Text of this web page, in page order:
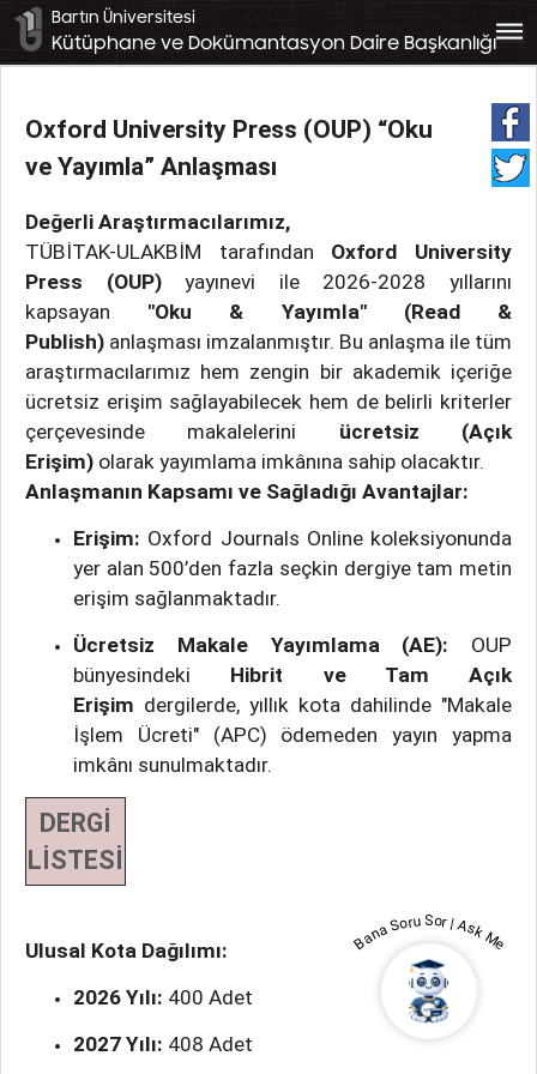
bars
Bartın Üniversitesi
Kütüphane ve Dokümantasyon Daire Başkanlığı
Oxford University Press (OUP) “Oku
ve Yayımla” Anlaşması
Değerli Araştırmacılarımız,
TÜBİTAK-ULAKBİM tarafından Oxford University
Press (OUP)yayınevi ile 2026-2028 yıllarını
kapsayan "Oku & Yayımla" (Read &
Publish) anlaşması imzalanmıştır. Bu anlaşma ile tüm
araştırmacılarımız hem zengin bir akademik içeriğe
ücretsiz erişim sağlayabilecek hem de belirli kriterler
çerçevesinde makalelerini ücretsiz (Açık
Erişim) olarak yayımlama imkânına sahip olacaktır.
Anlaşmanın Kapsamı ve Sağladığı Avantajlar:
Erişim: Oxford Journals Online koleksiyonunda
yer alan 500’den fazla seçkin dergiye tam metin
erişim sağlanmaktadır.
Ücretsiz Makale Yayımlama (AE): OUP
bünyesindeki Hibrit ve Tam Açık
Erişim dergilerde, yıllık kota dahilinde "Makale
İşlem Ücreti" (APC) ödemeden yayın yapma
imkânı sunulmaktadır.
DERGİ
LİSTESİ
Ulusal Kota Dağılımı:
2026 Yılı: 400 Adet
2027 Yılı: 408 Adet
Bana Soru Sor | Ask Me